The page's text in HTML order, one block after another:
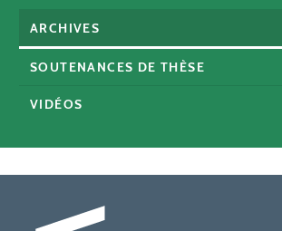
ARCHIVES
SOUTENANCES DE THÈSE
VIDÉOS